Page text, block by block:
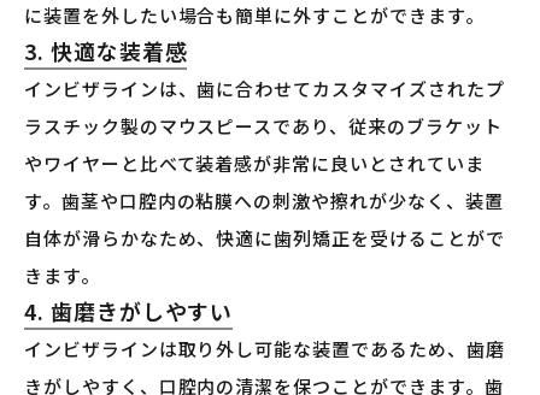
に装置を外したい場合も簡単に外すことができます。
3. 快適な装着感
インビザラインは、歯に合わせてカスタマイズされたプ
ラスチック製のマウスピースであり、従来のブラケット
やワイヤーと比べて装着感が非常に良いとされていま
す。歯茎や口腔内の粘膜への刺激や擦れが少なく、装置
自体が滑らかなため、快適に歯列矯正を受けることがで
きます。
4. 歯磨きがしやすい
インビザラインは取り外し可能な装置であるため、歯磨
きがしやすく、口腔内の清潔を保つことができます。歯